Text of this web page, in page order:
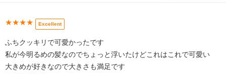
★★★★ Excellent
ふちクッキリで可愛かったです
私が今明るめの髪なのでちょっと浮いたけどこれはこれで可愛い
大きめが好きなので大きさも満足です